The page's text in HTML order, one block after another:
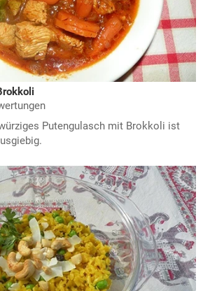
Putengulasch mit Brokkoli ist